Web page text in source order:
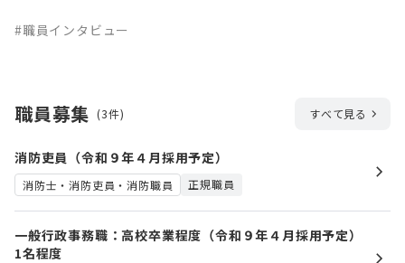
#職員インタビュー
職員募集 (3件) すべて見る
消防吏員（令和９年４月採用予定）
消防士・消防吏員・消防職員 正規職員
一般行政事務職：高校卒業程度（令和９年４月採用予定）
1名程度